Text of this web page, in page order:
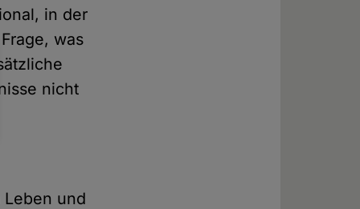
in der
was
nicht
und